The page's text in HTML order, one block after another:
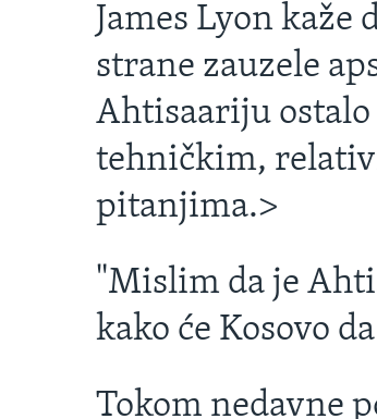
James Lyon kaže
strane zauzele
Ahtisaariju ostalo
tehničkim,
pitanjima.>
"Mislim da je
kako će Kosovo
Tokom nedavne